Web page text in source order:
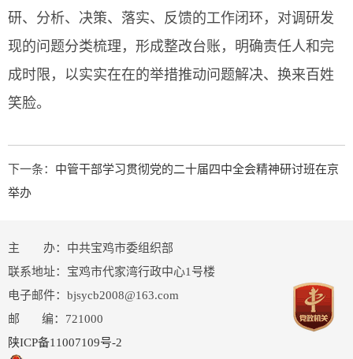
研、分析、决策、落实、反馈的工作闭环，对调研发
现的问题分类梳理，形成整改台账，明确责任人和完
成时限，以实实在在的举措推动问题解决、换来百姓
笑脸。
下一条： 中管干部学习贯彻党的二十届四中全会精神研讨班在京
举办
主 办：中共宝鸡市委组织部
联系地址：宝鸡市代家湾行政中心1号楼
电子邮件：bjsycb2008@163.com
邮 编：721000
陕ICP备11007109号-2